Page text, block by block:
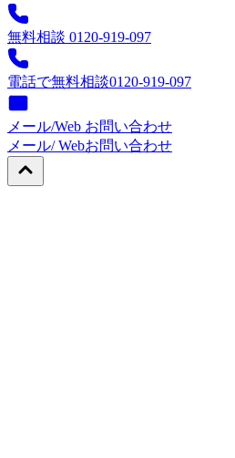
無料相談 0120-919-097
電話で無料相談0120-919-097
メール/Web お問い合わせ
メール/ Webお問い合わせ